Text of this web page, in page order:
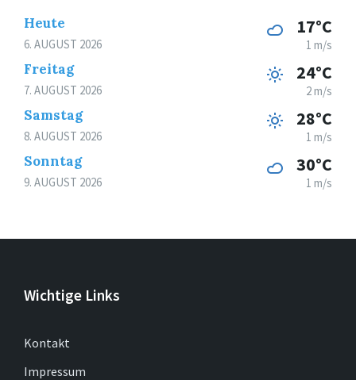
Heute
6. AUGUST 2026
17°C
1 m/s
Freitag
7. AUGUST 2026
24°C
2 m/s
Samstag
8. AUGUST 2026
28°C
1 m/s
Sonntag
9. AUGUST 2026
30°C
1 m/s
Wichtige Links
Kontakt
Impressum